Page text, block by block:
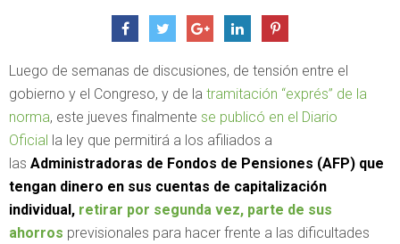
Luego de semanas de discusiones, de tensión entre el
gobierno y el Congreso, y de la tramitación “exprés” de la
norma, este jueves finalmente se publicó en el Diario
Oficial la ley que permitirá a los afiliados a
las Administradoras de Fondos de Pensiones (AFP) que
tengan dinero en sus cuentas de capitalización
individual, retirar por segunda vez, parte de sus
ahorros previsionales para hacer frente a las dificultades